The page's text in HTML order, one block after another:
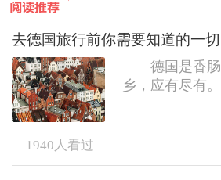
去德国旅行前你需要知道的一切
德国是香肠
乡，应有尽有
1940 人看过